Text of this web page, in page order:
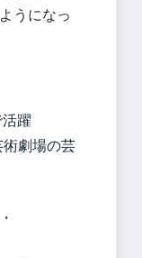
うになっ
躍
劇場の芸